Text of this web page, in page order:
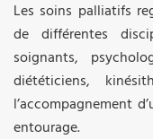
Les soins palliatifs
de différentes
soignants,
diététiciens,
l’accompagnement
entourage.